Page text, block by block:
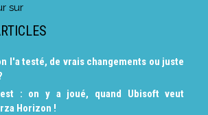
sur
l'a testé, de vrais changements ou juste
: on y a joué, quand Ubisoft veut
Horizon !